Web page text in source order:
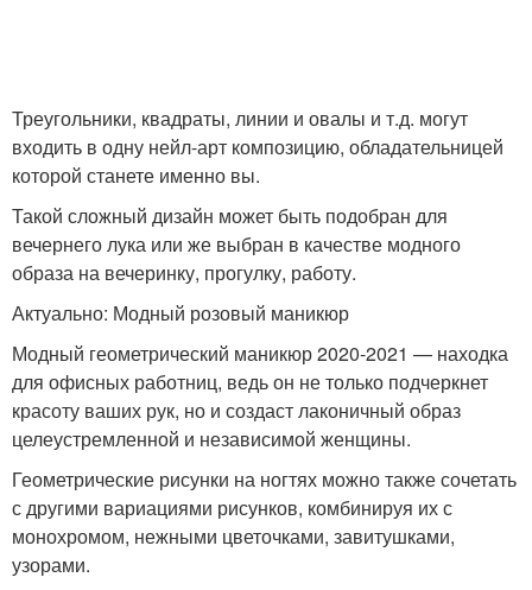
Треугольники, квадраты, линии и овалы и т.д. могут
входить в одну нейл-арт композицию, обладательницей
которой станете именно вы.
Такой сложный дизайн может быть подобран для
вечернего лука или же выбран в качестве модного
образа на вечеринку, прогулку, работу.
Актуально: Модный розовый маникюр
Модный геометрический маникюр 2020-2021 — находка
для офисных работниц, ведь он не только подчеркнет
красоту ваших рук, но и создаст лаконичный образ
целеустремленной и независимой женщины.
Геометрические рисунки на ногтях можно также сочетать
с другими вариациями рисунков, комбинируя их с
монохромом, нежными цветочками, завитушками,
узорами.